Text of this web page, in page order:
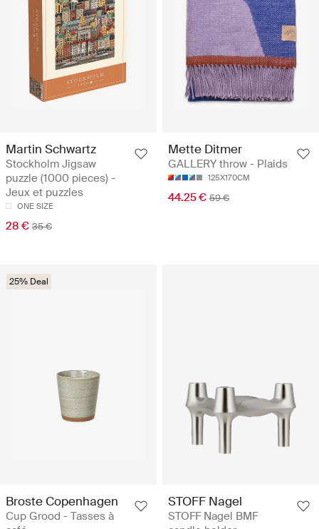
Martin Schwartz
Stockholm Jigsaw
puzzle (1000 pieces) -
Jeux et puzzles
ONE SIZE
28 € 35 €
Mette Ditmer
GALLERY throw - Plaids
125X170CM
44.25 € 59 €
25% Deal
Broste Copenhagen
Cup Grood - Tasses à
STOFF Nagel
STOFF Nagel BMF